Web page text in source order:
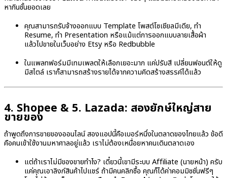
หากินชั้นยอดเลย
คุณสามารถรับจ้างออกแบบ Template โพสต์โซเชียลมีเดีย, ทำ
Resume, ทำ Presentation หรือแม้แต่การออกแบบลายเสื้อผ้า
แล้วไปขายในเว็บอย่าง Etsy หรือ Redbubble
ในแพลทฟอร์มมีเทมเพลตให้เลือกเยอะมาก แค่ปรับสี เปลี่ยนฟอนต์ให้ดู
มีสไตล์ เราก็สามารถสร้างรายได้จากความคิดสร้างสรรค์ได้แล้ว
4. Shopee & 5. Lazada: สองยักษ์ใหญ่สาย
ขายของ
ถ้าพูดถึงการขายของออนไลน์ สองแอปนี้คือเบอร์หนึ่งในตลาดของไทยแล้ว ข้อดี
คือคนเข้าใช้งานมหาศาลอยู่แล้ว เราไม่ต้องเหนื่อยหาคนเดินตลาดเอง
แต่ถ้าเราไม่มีของขายทำไง? เดี๋ยวนี้เขามีระบบ Affiliate (นายหน้า) ครับ
แค่คุณเอาลิงก์สินค้าไปแชร์ ถ้ามีคนคลิกซื้อ คุณก็ได้ค่าคอมมิชชั่นฟรีๆ